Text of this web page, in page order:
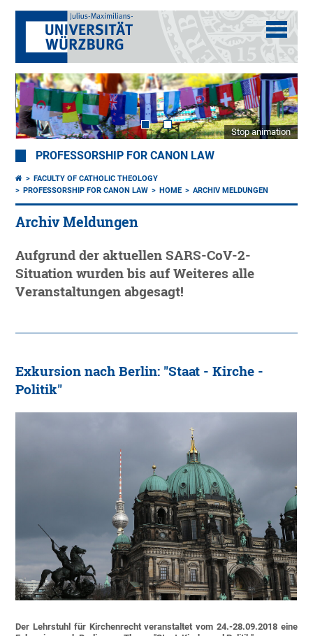
Stop animation
PROFESSORSHIP FOR CANON LAW
FACULTY OF CATHOLIC THEOLOGY
PROFESSORSHIP FOR CANON LAW
HOME ARCHIV MELDUNGEN
Archiv Meldungen
Aufgrund der aktuellen SARS-CoV-2-
Situation wurden bis auf Weiteres alle
Veranstaltungen abgesagt!
Exkursion nach Berlin: "Staat - Kirche -
Politik"
Der Lehrstuhl für Kirchenrecht veranstaltet vom 24.-28.09.2018 eine